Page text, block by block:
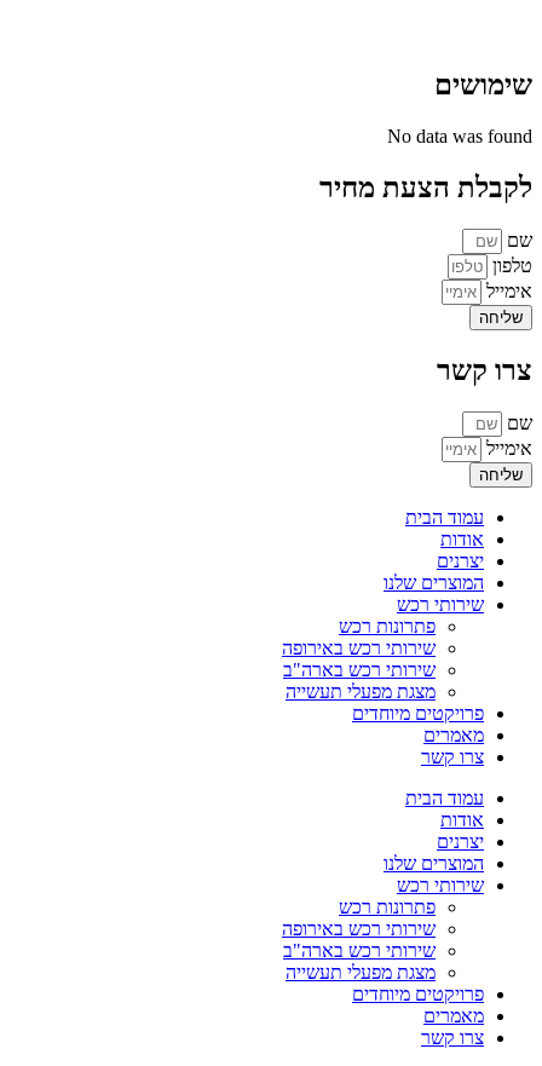
שימושים
No data was found
לקבלת הצעת מחיר
שם
טלפון
אימייל
שליחה
צרו קשר
שם
אימייל
שליחה
עמוד הבית
אודות
יצרנים
המוצרים שלנו
שירותי רכש
פתרונות רכש
שירותי רכש באירופה
שירותי רכש בארה"ב
מצגת מפעלי תעשייה
פרויקטים מיוחדים
מאמרים
צרו קשר
עמוד הבית
אודות
יצרנים
המוצרים שלנו
שירותי רכש
פתרונות רכש
שירותי רכש באירופה
שירותי רכש בארה"ב
מצגת מפעלי תעשייה
פרויקטים מיוחדים
מאמרים
צרו קשר